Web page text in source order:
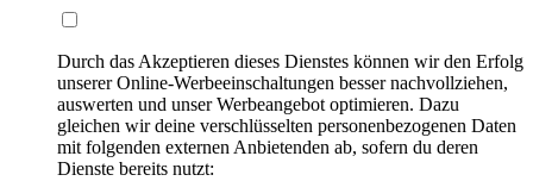
Durch das Akzeptieren dieses Dienstes können wir den Erfolg
unserer Online-Werbeeinschaltungen besser nachvollziehen,
auswerten und unser Werbeangebot optimieren. Dazu
gleichen wir deine verschlüsselten personenbezogenen Daten
mit folgenden externen Anbietenden ab, sofern du deren
Dienste bereits nutzt: